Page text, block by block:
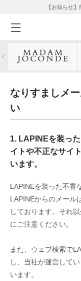
【お知らせ
なりすましメ
い
1. LAPINEを装っ
イトや不正なサイ
います。
LAPINEを装った不審
LAPINEからのメール
しております。それ
にご注意ください。
また、ウェブ検索で
し、当社が運営して
います。